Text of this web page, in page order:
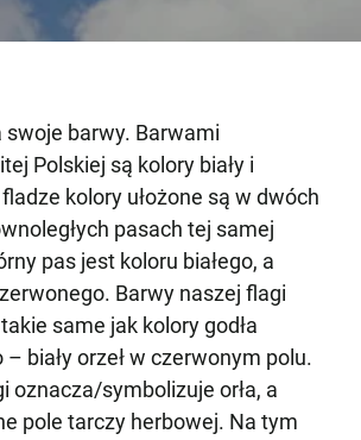
swoje barwy. Barwami
Polskiej są kolory biały i
kolory ułożone są w dwóch
pasach tej samej
pas jest koloru białego, a
Barwy naszej flagi
same jak kolory godła
biały orzeł w czerwonym polu.
oznacza/symbolizuje orła, a
pole tarczy herbowej. Na tym